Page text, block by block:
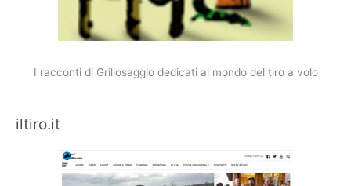
I racconti di Grillosaggio dedicati al mondo del tiro a volo
iltiro.it